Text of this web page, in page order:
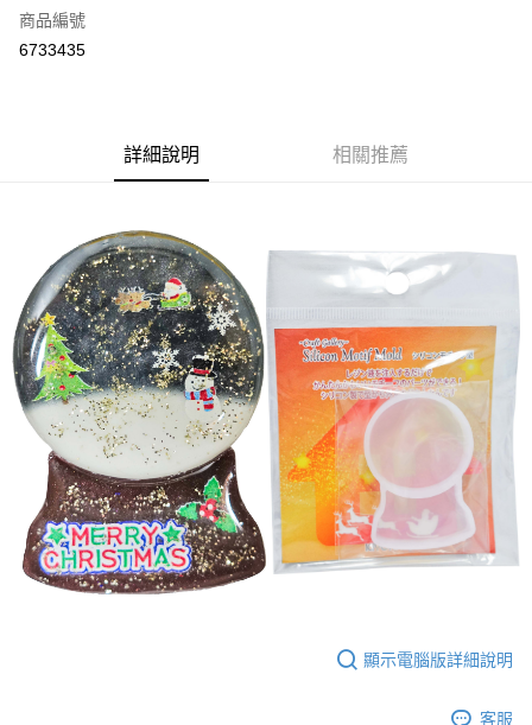
超商取貨付款
全家取貨付款
每筆NT$60，滿NT$1,500(含以上)免運費
付款後全家取貨
每筆NT$60，滿NT$1,500(含以上)免運費
7-11取貨付款
每筆NT$60，滿NT$1,500(含以上)免運費
付款後7-11取貨
每筆NT$60，滿NT$1,500(含以上)免運費
宅配 新竹物流
每筆NT$130，滿NT$2,000(含以上)免運費
商品編號
6733435
詳細說明 相關推薦
顯示電腦版詳細說明
客服